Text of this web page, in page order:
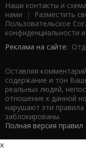
Наши контакты и
нами | Разместить
Пользовательское
конфиденциальности
Реклама на сайте:
Оставляя
содержание и тон
реальных людей,
отношение к данной
нарушают эти правила
заблокированы.
Полная версия правил
x